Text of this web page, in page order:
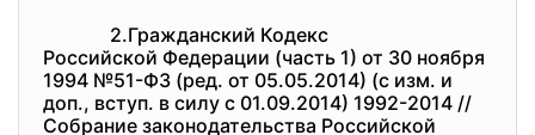
2.Гражданский Кодекс
Российской Федерации (часть 1) от 30 ноября
1994 №51-ФЗ (ред. от 05.05.2014) (с изм. и
доп., вступ. в силу с 01.09.2014) 1992-2014 //
Собрание законодательства Российской